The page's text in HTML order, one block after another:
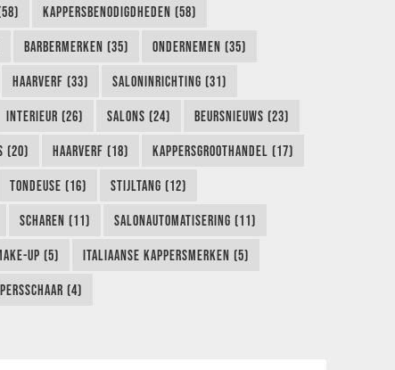
KAPPERSBENODIGDHEDEN (58)
BARBERMERKEN (35) ONDERNEMEN (35)
HAARVERF (33) SALONINRICHTING (31)
INTERIEUR (26) SALONS (24) BEURSNIEUWS (23)
(20) HAARVERF (18) KAPPERSGROOTHANDEL (17)
TONDEUSE (16) STIJLTANG (12)
SCHAREN (11) SALONAUTOMATISERING (11)
UP (5) ITALIAANSE KAPPERSMERKEN (5)
(4)